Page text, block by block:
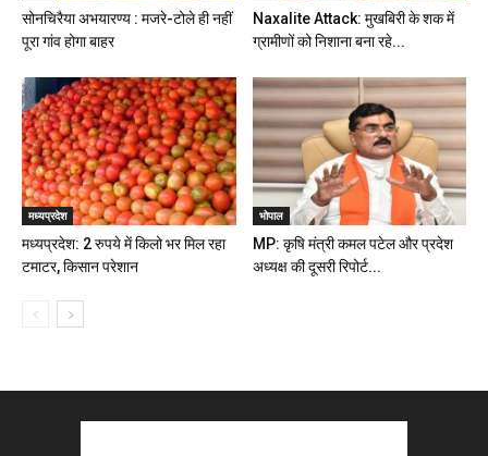
सोनचिरैया अभयारण्य : मजरे-टोले ही नहीं
पूरा गांव होगा बाहर
Naxalite Attack: मुखबिरी के शक में
ग्रामीणों को निशाना बना रहे...
मध्यप्रदेश
मध्यप्रदेश: 2 रुपये में किलो भर मिल रहा
टमाटर, किसान परेशान
भोपाल
MP: कृषि मंत्री कमल पटेल और प्रदेश
अध्यक्ष की दूसरी रिपोर्ट...